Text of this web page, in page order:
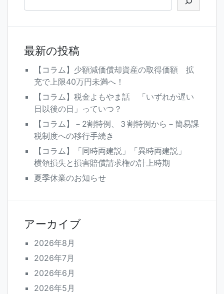
ョ
最新の投稿
【コラム】少額減価償却資産の取得価額 拡
充で上限40万円未満へ！
【コラム】税金よもやま話 「いずれか遅い
日以後の日」っていつ？
【コラム】－2割特例、３割特例から－簡易課
税制度への移行手続き
【コラム】「同時両建説」「異時両建説」
横領損失と損害賠償請求権の計上時期
夏季休業のお知らせ
アーカイブ
2026年8月
2026年7月
2026年6月
2026年5月